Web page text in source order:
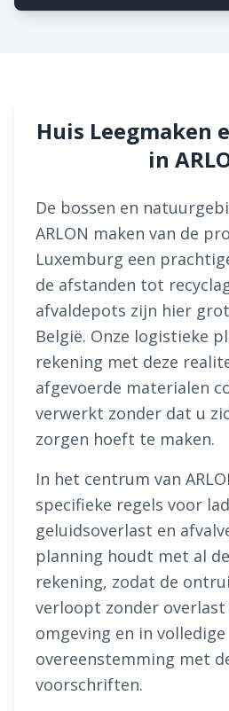
Huis Leegmaken
in
De bossen en
ARLON maken van de
Luxemburg een
de afstanden tot
afvaldepots zijn hier
België. Onze logistieke
rekening met deze
afgevoerde materialen
verwerkt zonder dat u
zorgen hoeft te maken.
In het centrum van
specifieke regels voor
geluidsoverlast en
planning houdt met al
rekening, zodat de
verloopt zonder overlast
omgeving en in volledige
overeenstemming met
voorschriften.